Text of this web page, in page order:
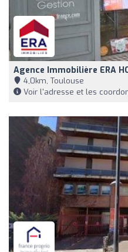
Agence Immobilière ERA
4,0km, Toulouse
Voir l'adresse et les